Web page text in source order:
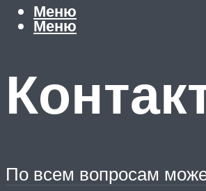
Меню
Меню
По всем вопросам